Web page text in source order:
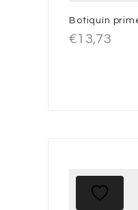
Botiquín
€13,73